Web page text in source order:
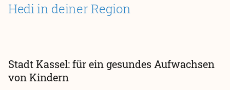
Themen
Glossar
Hedi in deiner Region
Stadt Kassel: für ein gesundes Aufwachsen
von Kindern